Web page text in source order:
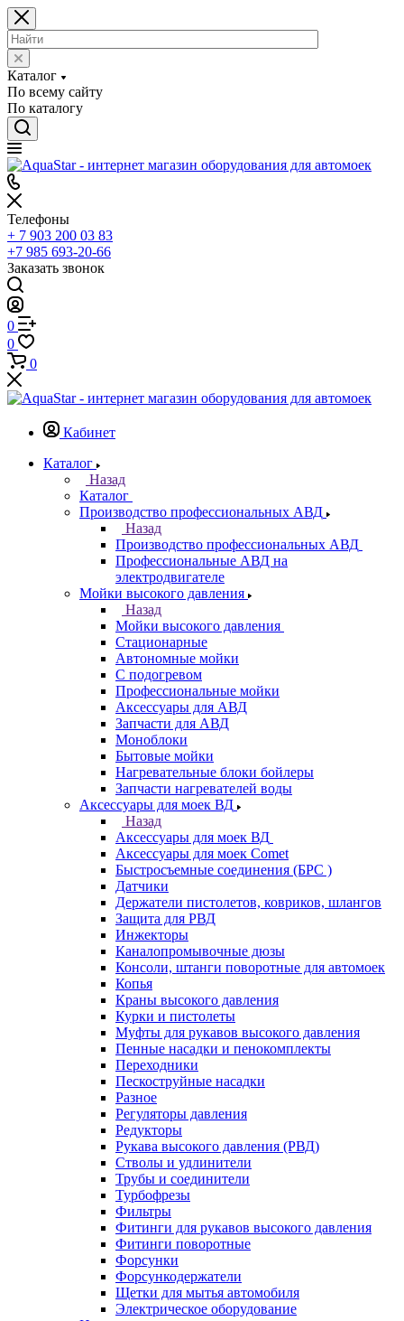
Каталог
По всему сайту
По каталогу
Телефоны
+ 7 903 200 03 83
+7 985 693-20-66
Заказать звонок
0
0
0
Кабинет
Каталог
Назад
Каталог
Производство профессиональных АВД
Назад
Производство профессиональных АВД
Профессиональные АВД на
электродвигателе
Мойки высокого давления
Назад
Мойки высокого давления
Стационарные
Автономные мойки
С подогревом
Профессиональные мойки
Аксессуары для АВД
Запчасти для АВД
Моноблоки
Бытовые мойки
Нагревательные блоки бойлеры
Запчасти нагревателей воды
Аксессуары для моек ВД
Назад
Аксессуары для моек ВД
Аксессуары для моек Comet
Быстросъемные соединения (БРС )
Датчики
Держатели пистолетов, ковриков, шлангов
Защита для РВД
Инжекторы
Каналопромывочные дюзы
Консоли, штанги поворотные для автомоек
Копья
Краны высокого давления
Курки и пистолеты
Муфты для рукавов высокого давления
Пенные насадки и пенокомплекты
Переходники
Пескоструйные насадки
Разное
Регуляторы давления
Редукторы
Рукава высокого давления (РВД)
Стволы и удлинители
Трубы и соединители
Турбофрезы
Фильтры
Фитинги для рукавов высокого давления
Фитинги поворотные
Форсунки
Форсункодержатели
Щетки для мытья автомобиля
Электрическое оборудование